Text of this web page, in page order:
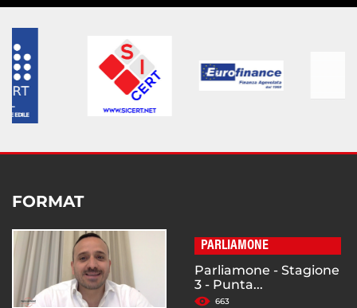
FORMAT
PARLIAMONE
Parliamone - Stagione
3 - Punta...
663